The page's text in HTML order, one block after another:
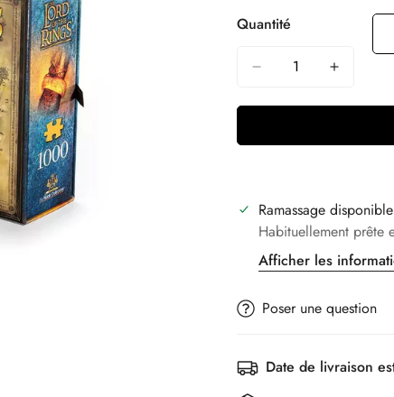
Quantité
Ramassage
Habituellement prête
Afficher les
Poser une question
Date de livraison